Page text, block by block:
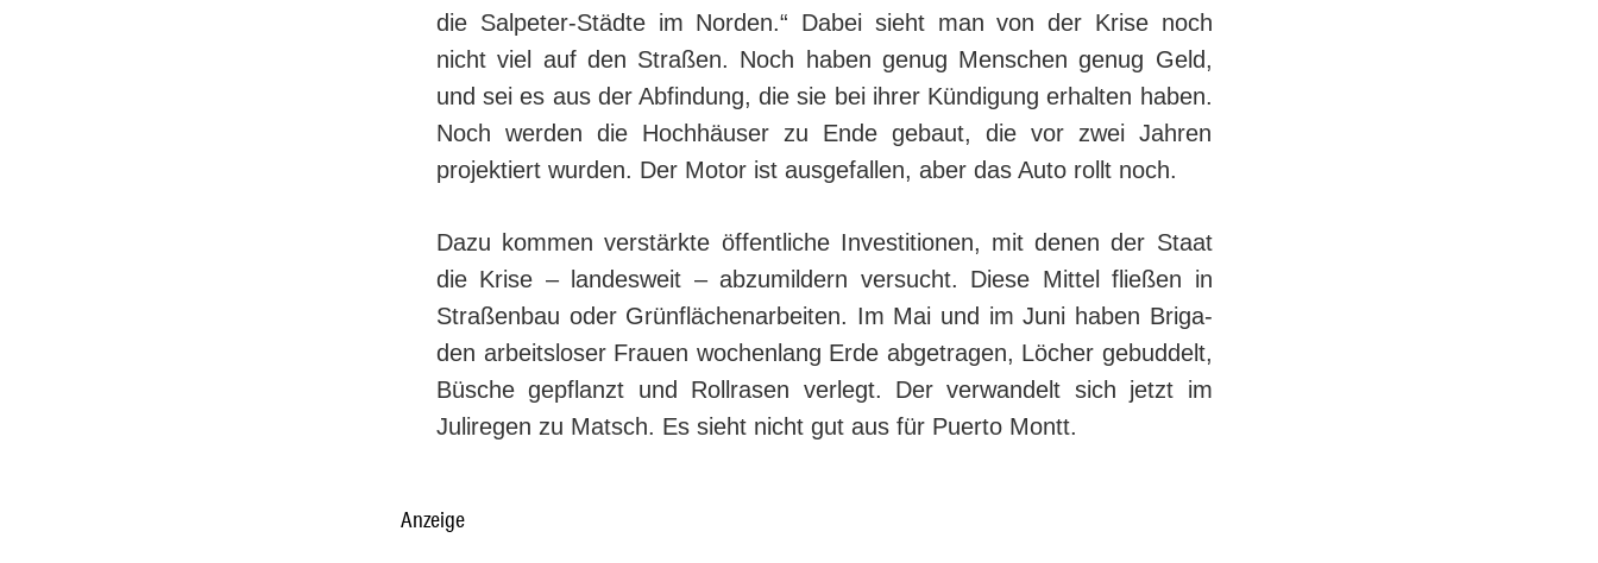
die Salpeter-Städte im Norden.“ Dabei sieht man von der Krise noch
nicht viel auf den Straßen. Noch haben genug Menschen genug Geld,
und sei es aus der Abfindung, die sie bei ihrer Kündigung erhalten haben.
Noch werden die Hochhäuser zu Ende gebaut, die vor zwei Jahren
projektiert wurden. Der Motor ist ausgefallen, aber das Auto rollt noch.
Dazu kommen verstärkte öffentliche Investitionen, mit denen der Staat
die Krise – landesweit – abzumildern versucht. Diese Mittel fließen in
Stra­ßen­bau oder Grün­flä­chen­ar­beiten. Im Mai und im Juni haben Bri­ga­
den arbeitsloser Frauen wochenlang Erde abgetragen, Löcher ge­bud­delt,
Bü­sche gepflanzt und Rollrasen verlegt. Der verwandelt sich jetzt im
Juliregen zu Matsch. Es sieht nicht gut aus für Puerto Montt.
Anzeige